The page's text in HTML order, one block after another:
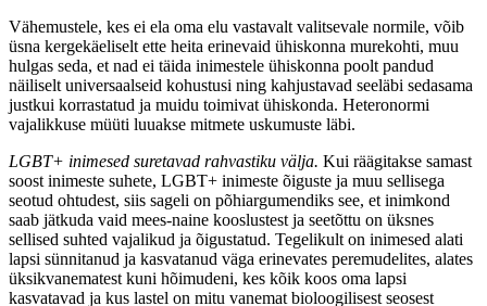
Vähemustele, kes ei ela oma elu vastavalt valitsevale normile, võib
üsna kergekäeliselt ette heita erinevaid ühiskonna murekohti, muu
hulgas seda, et nad ei täida inimestele ühiskonna poolt pandud
näiliselt universaalseid kohustusi ning kahjustavad seeläbi sedasama
justkui korrastatud ja muidu toimivat ühiskonda. Heteronormi
vajalikkuse müüti luuakse mitmete uskumuste läbi.
LGBT+ inimesed suretavad rahvastiku välja. Kui räägitakse samast
soost inimeste suhete, LGBT+ inimeste õiguste ja muu sellisega
seotud ohtudest, siis sageli on põhiargumendiks see, et inimkond
saab jätkuda vaid mees-naine kooslustest ja seetõttu on üksnes
sellised suhted vajalikud ja õigustatud. Tegelikult on inimesed alati
lapsi sünnitanud ja kasvatanud väga erinevates peremudelites, alates
üksikvanematest kuni hõimudeni, kes kõik koos oma lapsi
kasvatavad ja kus lastel on mitu vanemat bioloogilisest seosest